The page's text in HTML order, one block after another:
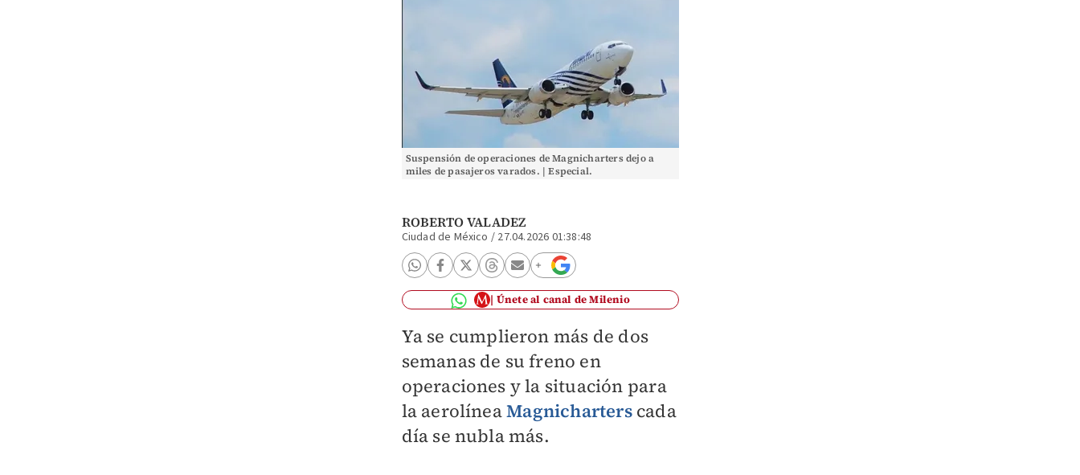
Suspensión de operaciones de Magnicharters dejo a
miles de pasajeros varados. | Especial.
ROBERTO VALADEZ
Ciudad de México / 27.04.2026 01:38:48
Únete al canal de Milenio
Ya se cumplieron más de dos
semanas de su freno en
operaciones y la situación para
la aerolíneaMagnicharterscada
día se nubla más.